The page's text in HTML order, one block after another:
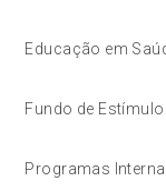
Educação em
Fundo de
Programas